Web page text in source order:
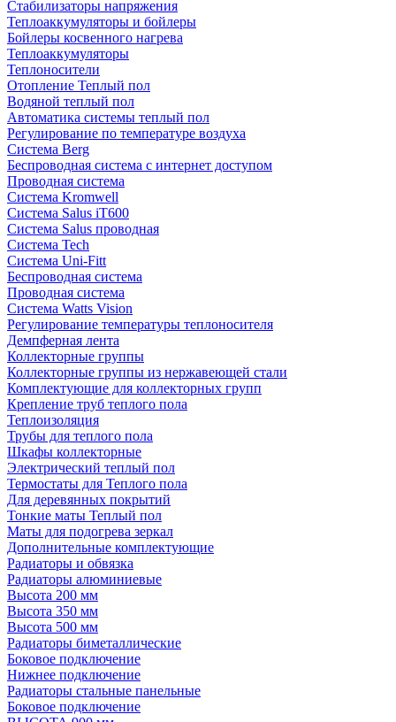
Стабилизаторы напряжения
Теплоаккумуляторы и бойлеры
Бойлеры косвенного нагрева
Теплоаккумуляторы
Теплоносители
Отопление Теплый пол
Водяной теплый пол
Автоматика системы теплый пол
Регулирование по температуре воздуха
Система Berg
Беспроводная система с интернет доступом
Проводная система
Система Kromwell
Система Salus iT600
Система Salus проводная
Система Tech
Система Uni-Fitt
Беспроводная система
Проводная система
Система Watts Vision
Регулирование температуры теплоносителя
Демпферная лента
Коллекторные группы
Коллекторные группы из нержавеющей стали
Комплектующие для коллекторных групп
Крепление труб теплого пола
Теплоизоляция
Трубы для теплого пола
Шкафы коллекторные
Электрический теплый пол
Термостаты для Теплого пола
Для деревянных покрытий
Тонкие маты Теплый пол
Маты для подогрева зеркал
Дополнительные комплектующие
Радиаторы и обвязка
Радиаторы алюминиевые
Высота 200 мм
Высота 350 мм
Высота 500 мм
Радиаторы биметаллические
Боковое подключение
Нижнее подключение
Радиаторы стальные панельные
Боковое подключение